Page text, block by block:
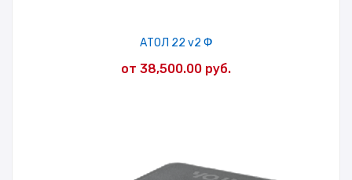
АТОЛ 22 v2 Ф
от 38,500.00 руб.